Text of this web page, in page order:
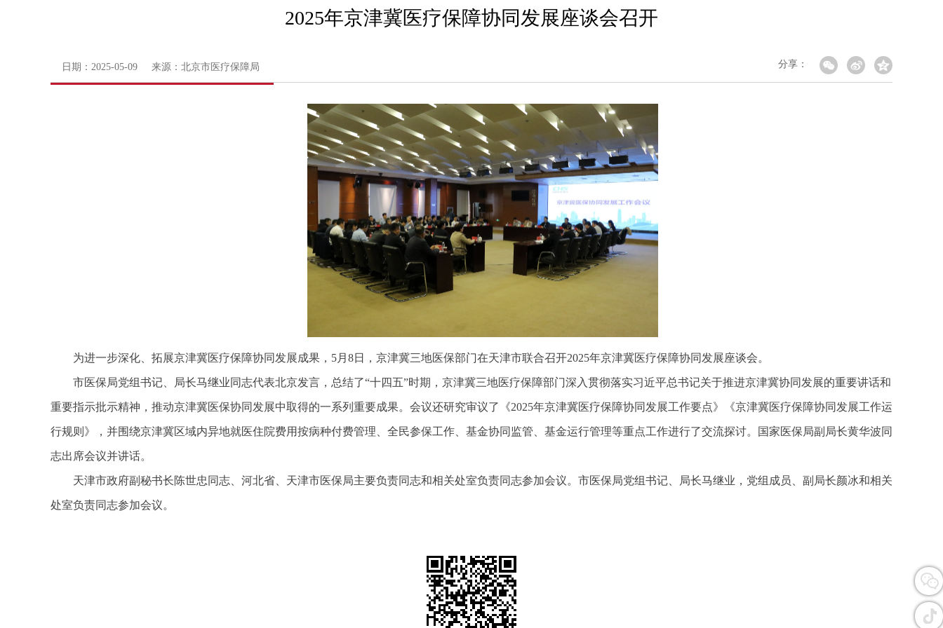
2025年京津冀医疗保障协同发展座谈会召开
日期：2025-05-09 来源：北京市医疗保障局 分享：
为进一步深化、拓展京津冀医疗保障协同发展成果，5月8日，京津冀三地医保部门在天津市联合召开2025年京津冀医疗保障协同发展座谈会。
市医保局党组书记、局长马继业同志代表北京发言，总结了“十四五”时期，京津冀三地医疗保障部门深入贯彻落实习近平总书记关于推进京津冀协同发展的重要讲话和
重要指示批示精神，推动京津冀医保协同发展中取得的一系列重要成果。会议还研究审议了《2025年京津冀医疗保障协同发展工作要点》《京津冀医疗保障协同发展工作运
行规则》，并围绕京津冀区域内异地就医住院费用按病种付费管理、全民参保工作、基金协同监管、基金运行管理等重点工作进行了交流探讨。国家医保局副局长黄华波同
志出席会议并讲话。
天津市政府副秘书长陈世忠同志、河北省、天津市医保局主要负责同志和相关处室负责同志参加会议。市医保局党组书记、局长马继业，党组成员、副局长颜冰和相关
处室负责同志参加会议。